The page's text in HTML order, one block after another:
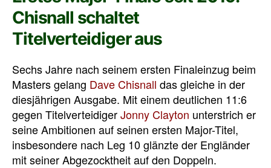
Chisnall schaltet
Titelverteidiger aus
Sechs Jahre nach seinem ersten Finaleinzug beim
Masters gelang Dave Chisnall das gleiche in der
diesjährigen Ausgabe. Mit einem deutlichen 11:6
gegen TitelverteidigerJonny Clayton unterstrich er
seine Ambitionen auf seinen ersten Major-Titel,
insbesondere nach Leg 10 glänzte der Engländer
mit seiner Abgezocktheit auf den Doppeln.